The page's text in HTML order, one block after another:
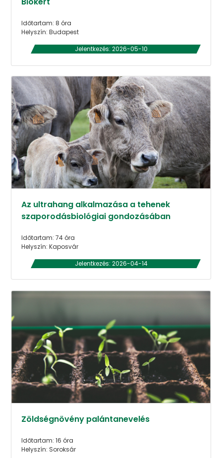
Időtartam: 8 óra
Helyszín: Budapest
Jelentkezés: 2026-05-10
Az ultrahang alkalmazása a tehenek
szaporodásbiológiai gondozásában
Időtartam: 74 óra
Helyszín: Kaposvár
Jelentkezés: 2026-04-14
Zöldségnövény palántanevelés
Időtartam: 16 óra
Helyszín: Soroksár